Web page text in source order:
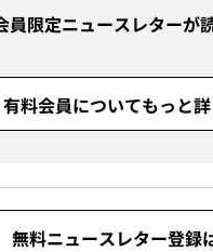
員限定ニュースレターが
有料会員についてもっと
無料ニュースレター登録